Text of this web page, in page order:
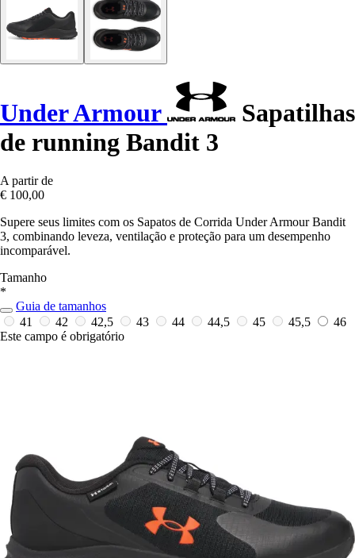
Under Armour
Sapatilhas
de running Bandit 3
A partir de
€ 100,00
Supere seus limites com os Sapatos de Corrida Under Armour Bandit
3, combinando leveza, ventilação e proteção para um desempenho
incomparável.
Tamanho
*
Guia de tamanhos
41
42 42,5 43 44 44,5 45 45,5
46
Este campo é obrigatório